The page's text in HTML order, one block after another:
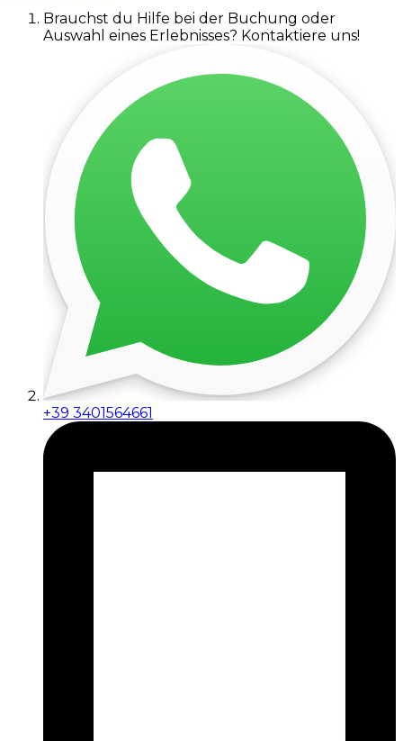
Brauchst du Hilfe bei der Buchung oder
Auswahl eines Erlebnisses? Kontaktiere uns!
+39 3401564661